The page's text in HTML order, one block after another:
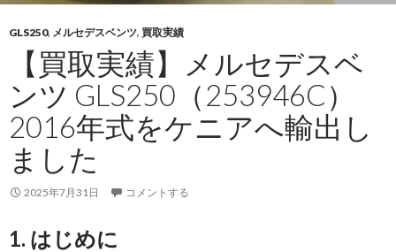
GLS250, メルセデスベンツ, 買取実績
【買取実績】メルセデスベ
ンツ GLS250（253946C）
2016年式をケニアへ輸出し
ました
2025年7月31日 コメントする
1. はじめに